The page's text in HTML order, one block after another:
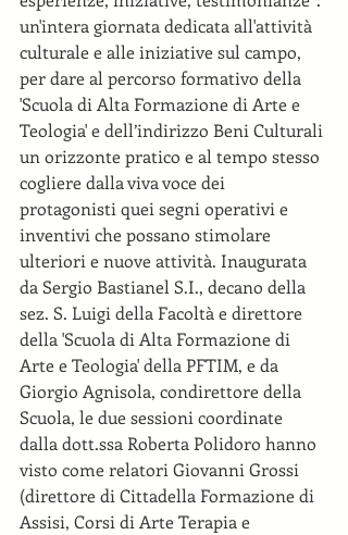
un'intera giornata dedicata all'attività
culturale e alle iniziative sul campo,
per dare al percorso formativo della
'Scuola di Alta Formazione di Arte e
Teologia' e dell’indirizzo Beni Culturali
un orizzonte pratico e al tempo stesso
cogliere dalla viva voce dei
protagonisti quei segni operativi e
inventivi che possano stimolare
ulteriori e nuove attività. Inaugurata
da Sergio Bastianel S.I., decano della
sez. S. Luigi della Facoltà e direttore
della 'Scuola di Alta Formazione di
Arte e Teologia' della PFTIM, e da
Giorgio Agnisola, condirettore della
Scuola, le due sessioni coordinate
dalla dott.ssa Roberta Polidoro hanno
visto come relatori Giovanni Grossi
(direttore di Cittadella Formazione di
Assisi, Corsi di Arte Terapia e